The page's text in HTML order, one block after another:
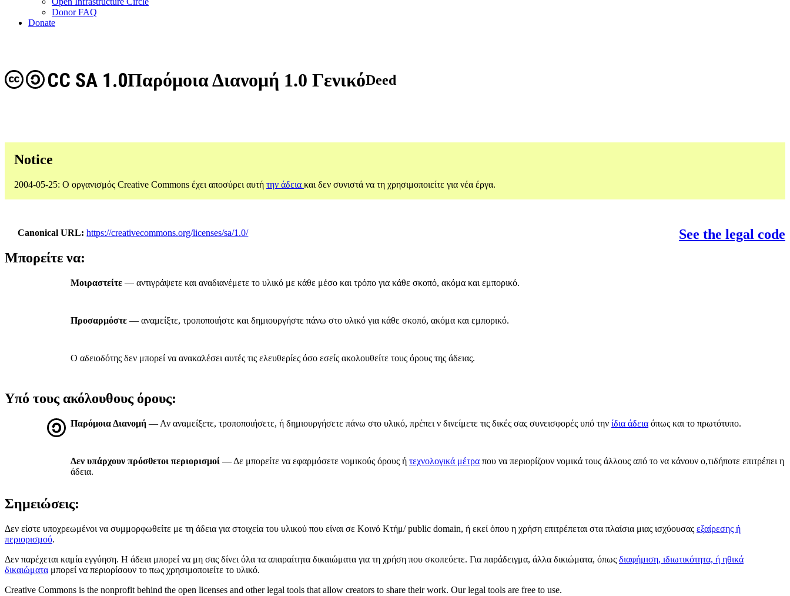
Donor FAQ
Donate
Παρόμοια Διανομή 1.0 Γενικό
CC SA 1.0 Deed
Notice
2004-05-25: Ο οργανισμός Creative Commons έχει αποσύρει αυτή την άδεια και δεν συνιστά να τη χρησιμοποιείτε για νέα έργα.
Canonical URL https://creativecommons.org/licenses/sa/1.0/
See the legal code
Μπορείτε να:
Μοιραστείτε — αντιγράψετε και αναδιανέμετε το υλικό με κάθε μέσο και τρόπο για κάθε σκοπό, ακόμα και εμπορικό.
Προσαρμόστε — αναμείξτε, τροποποιήστε και δημιουργήστε πάνω στο υλικό για κάθε σκοπό, ακόμα και εμπορικό.
Ο αδειοδότης δεν μπορεί να ανακαλέσει αυτές τις ελευθερίες όσο εσείς ακολουθείτε τους όρους της άδειας.
Υπό τους ακόλουθους όρους:
Παρόμοια Διανομή — Αν αναμείξετε, τροποποιήσετε, ή δημιουργήσετε πάνω στο υλικό, πρέπει ν δινείμετε τις δικές σας συνεισφορές υπό την ίδια άδεια όπως και το πρωτότυπο.
Δεν υπάρχουν πρόσθετοι περιορισμοί — Δε μπορείτε να εφαρμόσετε νομικούς όρους ή τεχνολογικά μέτρα που να περιορίζουν νομικά τους άλλους από το να κάνουν ο,τιδήποτε επιτρέπει η
άδεια.
Σημειώσεις:
Δεν είστε υποχρεωμένοι να συμμορφωθείτε με τη άδεια για στοιχεία του υλικού που είναι σε Κοινό Κτήμ/ public domain, ή εκεί όπου η χρήση επιτρέπεται στα πλαίσια μιας ισχύουσας εξαίρεσης ή
περιορισμού.
Δεν παρέχεται καμία εγγύηση. Η άδεια μπορεί να μη σας δίνει όλα τα απαραίτητα δικαιώματα για τη χρήση που σκοπεύετε. Για παράδειγμα, άλλα δικιώματα, όπως διαφήμιση, ιδιωτικότητα, ή ηθικά
δικαιώματα μπορεί να περιορίσουν το πως χρησιμοποιείτε το υλικό.
Creative Commons is the nonprofit behind the open licenses and other legal tools that allow creators to share their work. Our legal tools are free to use.